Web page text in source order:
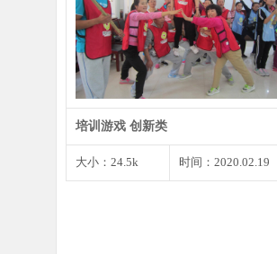
培训游戏 创新类
大小：24.5k 时间：2020.02.19